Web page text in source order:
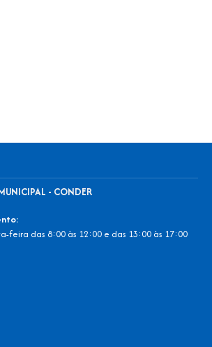
- CONDER
feira das 8:00 às 12:00 e das 13:00 às 17:00